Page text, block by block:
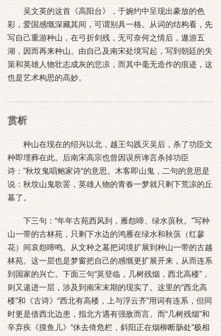
吴文英的这首《高阳台》，于婉约中呈现出豪放的色
彩，爱国感慨深藏其间，可谓别具一格。从词的结构看，先
写自己重游种山，在弓折剑残，无可奈何之情后，遨游五
湖，因而再来种山。由自己及南宋处境写起，写到朝廷的失
策和英雄人物壮志成灰的悲凉，而其中毫无造作的痕迹，这
也是艺术构思的高妙。
赏析
种山在现在的绍兴以北，越王勾践灭吴后，杀了功臣文
种即埋葬在此。后南宋高宗也曾因误所谗言杀掉功臣
诗：”秋坟鬼唱鲍家诗“的意思。木客即山鬼，二句的意思是
说：秋坟山鬼歌罢，英雄人物的青春一梦就只剩下荒凉的丘
墓了。
下三句：“年年古苑西风到，雁怨啼、绿水葓秋。”写种
山一带的古林苑，只剩下水边的鸿雁在绿水和秋葓（红蓼
花）间哀怨啼鸣。从文种之墓把词境扩展到种山一带的古越
林苑。这一层也是梦窗把自己的感慨更扩展开来，从而连系
到国家的兴亡。下面三句“莫登临，几树残烟，西北高楼”，
则又递进一层，涉及到南宋末期的现实了。这里的“西北高
楼”和《古诗》“西北有高楼，上与浮云齐”用词有连系，但同
时更是借西北边患，指北方遇有强敌而言。而“几树残烟”和
辛弃疾《摸鱼儿》“休去倚危栏，斜阳正在烟柳断肠处”极相